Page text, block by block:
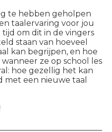
te hebben geholpen
taalervaring voor jou
om dit in de vingers
staan van hoeveel
kan begrijpen, en hoe
ze op school les
hoe gezellig het kan
met een nieuwe taal